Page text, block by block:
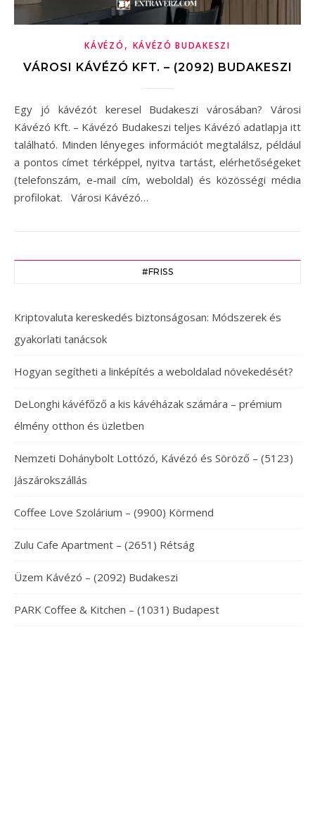
KÁVÉZÓ , KÁVÉZÓ BUDAKESZI
VÁROSI KÁVÉZÓ KFT. – (2092) BUDAKESZI
Egy jó kávézót keresel Budakeszi városában? Városi
Kávézó Kft. – Kávézó Budakeszi teljes Kávézó adatlapja itt
található. Minden lényeges információt megtalálsz, például
a pontos címet térképpel, nyitva tartást, elérhetőségeket
(telefonszám, e-mail cím, weboldal) és közösségi média
profilokat. Városi Kávézó…
#FRISS
Kriptovaluta kereskedés biztonságosan: Módszerek és
gyakorlati tanácsok
Hogyan segítheti a linképítés a weboldalad növekedését?
DeLonghi kávéfőző a kis kávéházak számára – prémium
élmény otthon és üzletben
Nemzeti Dohánybolt Lottózó, Kávézó és Söröző – (5123)
Jászárokszállás
Coffee Love Szolárium – (9900) Körmend
Zulu Cafe Apartment – (2651) Rétság
Üzem Kávézó – (2092) Budakeszi
PARK Coffee & Kitchen – (1031) Budapest